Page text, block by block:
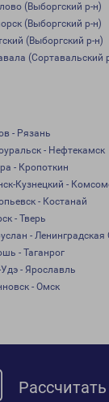
(Выборгский р-н)
(Выборгский р-н)
(Выборгский р-н)
(Сортавальский
- Рязань
- Нефтекамск
- Кропоткин
Кузнецкий -
- Костанай
- Тверь
- Ленинградская
- Таганрог
- Ярославль
- Омск